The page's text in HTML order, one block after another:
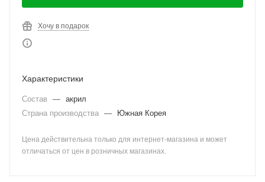
Хочу в подарок
Характеристики
Состав — акрил
Страна производства — Южная Корея
Цена действительна только для интернет-магазина и может
отличаться от цен в розничных магазинах.